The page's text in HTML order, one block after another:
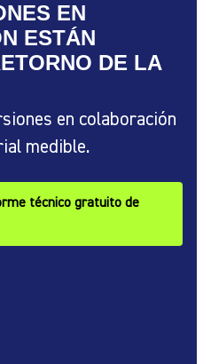
EN
ESTÁN
DE LA
en colaboración
medible.
técnico gratuito de